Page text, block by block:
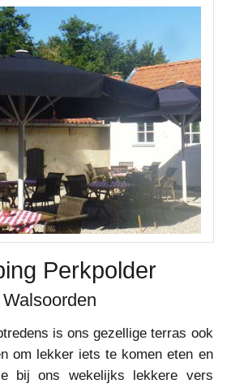
Perkpolder
Walsoorden
is ons gezellige terras ook
om lekker iets te komen eten en
bij ons wekelijks lekkere vers